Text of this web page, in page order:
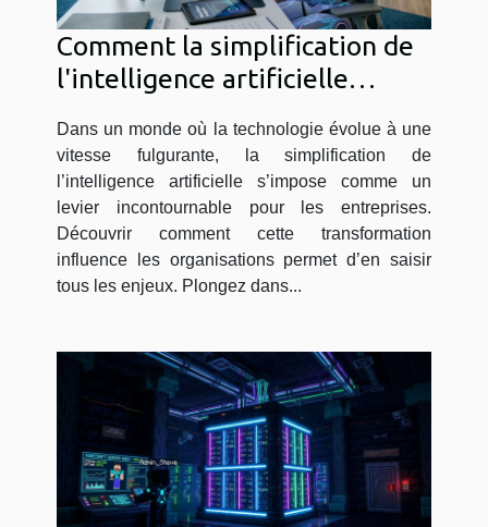
Comment la simplification de
l'intelligence artificielle
entreprises ?
Dans un monde où la technologie évolue à une
vitesse fulgurante, la simplification de
l’intelligence artificielle s’impose comme un
levier incontournable pour les entreprises.
Découvrir comment cette transformation
influence les organisations permet d’en saisir
tous les enjeux. Plongez dans...